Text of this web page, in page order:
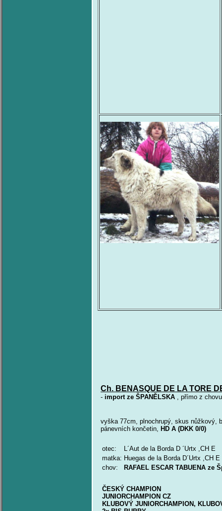
Ch. BENASQUE
- import ze ŠPANĚLSKA , přímo z
vyška 77cm, plnochrupý, skus nůžkový,
pánevních končetin, HD A (DKK 0/0)
otec:
L´Aut de la Borda D ´Urtx ,CH E
matka: Huegas de la Borda D´Urtx ,CH E
chov:
RAFAEL ESCAR TABUENA ze
ČESKÝ CHAMPION
JUNIORCHAMPION CZ
KLUBOVÝ JUNIORCHAMPION,